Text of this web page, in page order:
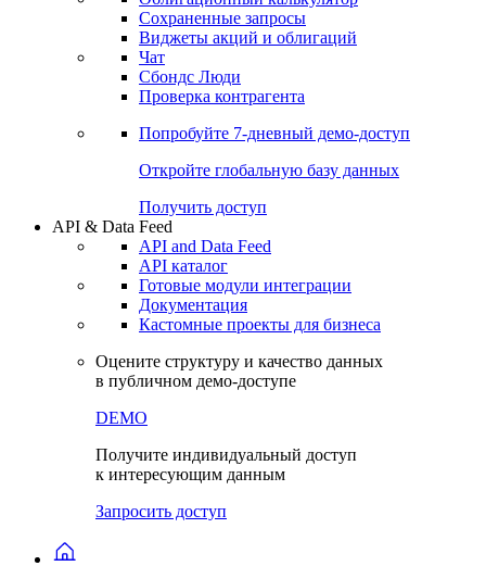
Сохраненные запросы
Виджеты акций и облигаций
Чат
Сбондс Люди
Проверка контрагента
Попробуйте 7-дневный демо-доступ
Откройте глобальную базу данных
Получить доступ
API & Data Feed
API and Data Feed
API каталог
Готовые модули интеграции
Документация
Кастомные проекты для бизнеса
Оцените структуру и качество данных
в публичном демо-доступе
DEMO
Получите индивидуальный доступ
к интересующим данным
Запросить доступ